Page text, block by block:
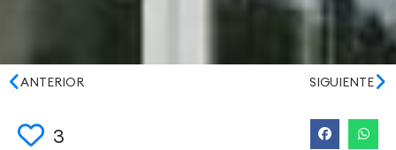
ANTERIOR SIGUIENTE
3